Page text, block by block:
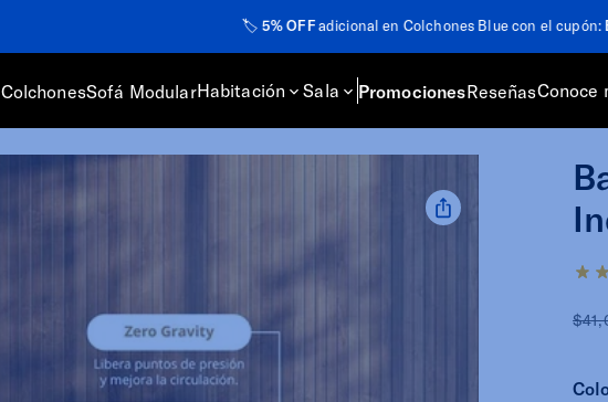
5% OFFadicional en Colchones Blue con el cupón:BLUE
ColchonesSofá ModularHabitación Sala PromocionesReseñasConoce